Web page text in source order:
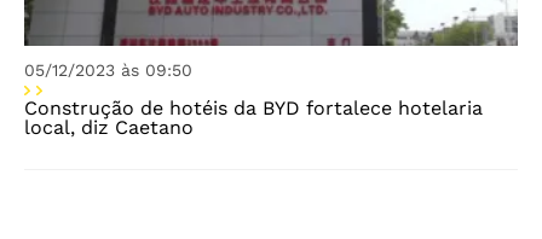
05/12/2023 às 09:50
Construção de hotéis da BYD fortalece hotelaria
local, diz Caetano